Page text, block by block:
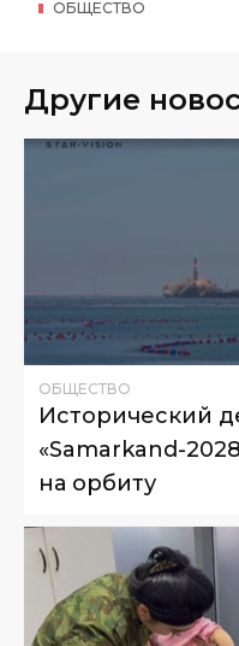
ОБЩЕСТВО
Другие
ОБЩЕСТВО
Исторический
«Samarkand-
на орбиту